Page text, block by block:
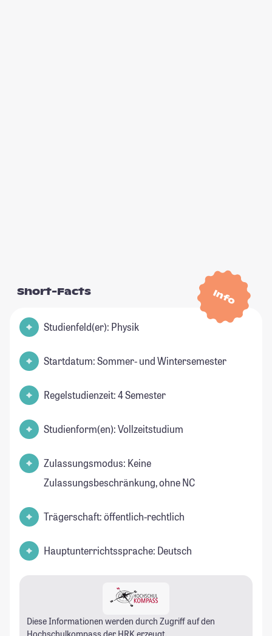
Info
Short-Facts
Studienfeld(er): Physik
Startdatum: Sommer- und Wintersemester
Regelstudienzeit: 4 Semester
Studienform(en): Vollzeitstudium
Zulassungsmodus: Keine
Zulassungsbeschränkung, ohne NC
Trägerschaft: öffentlich-rechtlich
Hauptunterrichtssprache: Deutsch
Diese Informationen werden durch Zugriff auf den